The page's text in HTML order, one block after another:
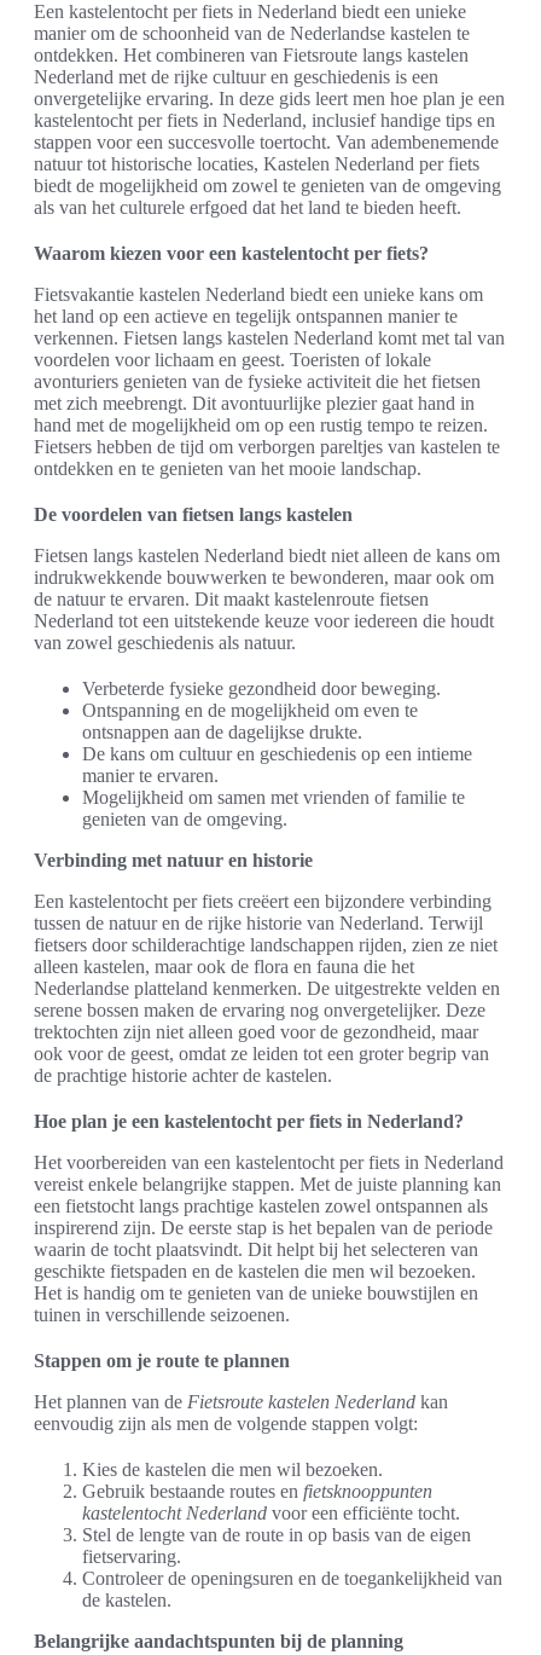
Een kastelentocht per fiets in Nederland biedt een unieke
manier om de schoonheid van de Nederlandse kastelen te
ontdekken. Het combineren van Fietsroute langs kastelen
Nederland met de rijke cultuur en geschiedenis is een
onvergetelijke ervaring. In deze gids leert men hoe plan je een
kastelentocht per fiets in Nederland, inclusief handige tips en
stappen voor een succesvolle toertocht. Van adembenemende
natuur tot historische locaties, Kastelen Nederland per fiets
biedt de mogelijkheid om zowel te genieten van de omgeving
als van het culturele erfgoed dat het land te bieden heeft.
Waarom kiezen voor een kastelentocht per fiets?
Fietsvakantie kastelen Nederland biedt een unieke kans om
het land op een actieve en tegelijk ontspannen manier te
verkennen. Fietsen langs kastelen Nederland komt met tal van
voordelen voor lichaam en geest. Toeristen of lokale
avonturiers genieten van de fysieke activiteit die het fietsen
met zich meebrengt. Dit avontuurlijke plezier gaat hand in
hand met de mogelijkheid om op een rustig tempo te reizen.
Fietsers hebben de tijd om verborgen pareltjes van kastelen te
ontdekken en te genieten van het mooie landschap.
De voordelen van fietsen langs kastelen
Fietsen langs kastelen Nederland biedt niet alleen de kans om
indrukwekkende bouwwerken te bewonderen, maar ook om
de natuur te ervaren. Dit maakt kastelenroute fietsen
Nederland tot een uitstekende keuze voor iedereen die houdt
van zowel geschiedenis als natuur.
Verbeterde fysieke gezondheid door beweging.
Ontspanning en de mogelijkheid om even te
ontsnappen aan de dagelijkse drukte.
De kans om cultuur en geschiedenis op een intieme
manier te ervaren.
Mogelijkheid om samen met vrienden of familie te
genieten van de omgeving.
Verbinding met natuur en historie
Een kastelentocht per fiets creëert een bijzondere verbinding
tussen de natuur en de rijke historie van Nederland. Terwijl
fietsers door schilderachtige landschappen rijden, zien ze niet
alleen kastelen, maar ook de flora en fauna die het
Nederlandse platteland kenmerken. De uitgestrekte velden en
serene bossen maken de ervaring nog onvergetelijker. Deze
trektochten zijn niet alleen goed voor de gezondheid, maar
ook voor de geest, omdat ze leiden tot een groter begrip van
de prachtige historie achter de kastelen.
Hoe plan je een kastelentocht per fiets in Nederland?
Het voorbereiden van een kastelentocht per fiets in Nederland
vereist enkele belangrijke stappen. Met de juiste planning kan
een fietstocht langs prachtige kastelen zowel ontspannen als
inspirerend zijn. De eerste stap is het bepalen van de periode
waarin de tocht plaatsvindt. Dit helpt bij het selecteren van
geschikte fietspaden en de kastelen die men wil bezoeken.
Het is handig om te genieten van de unieke bouwstijlen en
tuinen in verschillende seizoenen.
Stappen om je route te plannen
Het plannen van de Fietsroute kastelen Nederland kan
eenvoudig zijn als men de volgende stappen volgt:
Kies de kastelen die men wil bezoeken.
Gebruik bestaande routes en fietsknooppunten
kastelentocht Nederland voor een efficiënte tocht.
Stel de lengte van de route in op basis van de eigen
fietservaring.
Controleer de openingsuren en de toegankelijkheid van
de kastelen.
Belangrijke aandachtspunten bij de planning